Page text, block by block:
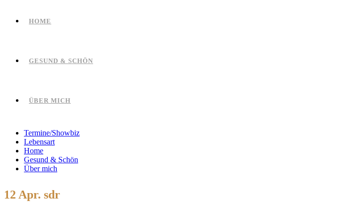
HOME
GESUND & SCHÖN
ÜBER MICH
Termine/Showbiz
Lebensart
Home
Gesund & Schön
Über mich
12 Apr. sdr